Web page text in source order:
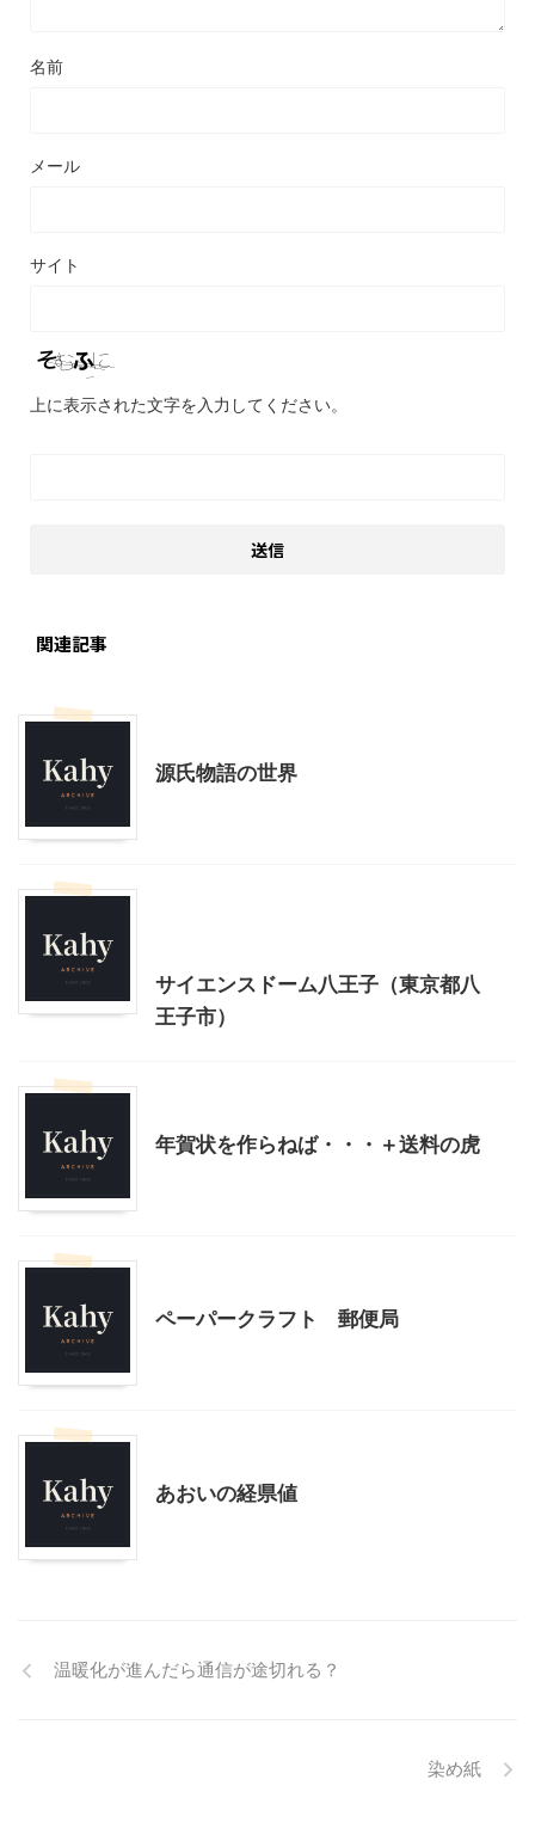
名前
メール
サイト
上に表示された文字を入力してください。
関連記事
源氏物語の世界
サイエンスドーム八王子（東京都八
王子市）
年賀状を作らねば・・・＋送料の虎
ペーパークラフト 郵便局
あおいの経県値
温暖化が進んだら通信が途切れる？
染め紙